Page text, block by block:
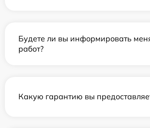
Будете ли вы информировать
работ?
Какую гарантию вы